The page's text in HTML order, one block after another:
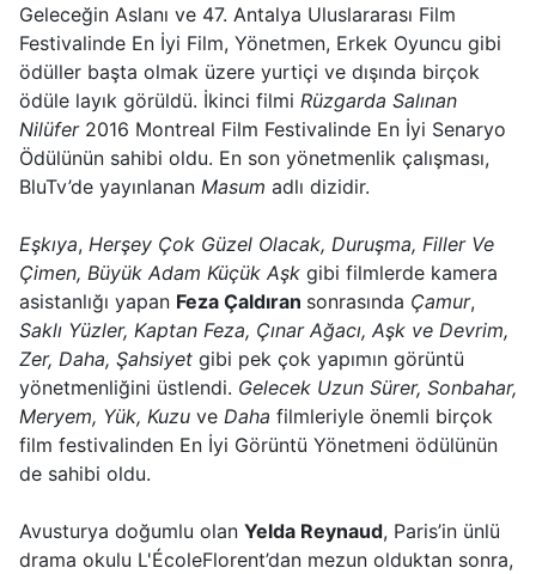
Geleceğin Aslanı ve 47. Antalya Uluslararası Film
Festivalinde En İyi Film, Yönetmen, Erkek Oyuncu gibi
ödüller başta olmak üzere yurtiçi ve dışında birçok
ödüle layık görüldü. İkinci filmi Rüzgarda Salınan
Nilüfer2016 Montreal Film Festivalinde En İyi Senaryo
Ödülünün sahibi oldu. En son yönetmenlik çalışması,
BluTv’de yayınlanan Masum adlı dizidir.
Eşkıya, Herşey Çok Güzel Olacak, Duruşma, Filler Ve
Çimen, Büyük Adam Küçük Aşk gibi filmlerde kamera
asistanlığı yapan Feza Çaldıran sonrasında Çamur,
Saklı Yüzler, Kaptan Feza, Çınar Ağacı, Aşk ve Devrim,
Zer, Daha, Şahsiyet gibi pek çok yapımın görüntü
yönetmenliğini üstlendi. Gelecek Uzun Sürer, Sonbahar,
Meryem, Yük, Kuzu ve Daha filmleriyle önemli birçok
film festivalinden En İyi Görüntü Yönetmeni ödülünün
de sahibi oldu.
Avusturya doğumlu olan Yelda Reynaud, Paris’in ünlü
drama okulu L'ÉcoleFlorent’dan mezun olduktan sonra,